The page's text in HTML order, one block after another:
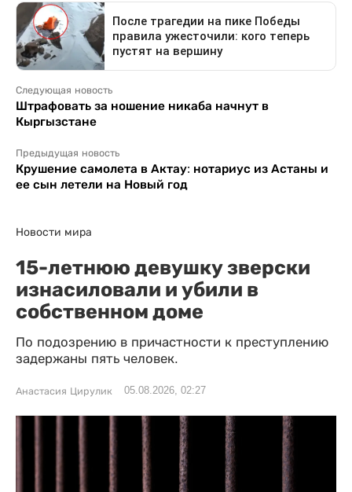
Следующая новость
Штрафовать за ношение никаба начнут в
Кыргызстане
Предыдущая новость
Крушение самолета в Актау: нотариус из Астаны и
ее сын летели на Новый год
Новости мира
15-летнюю девушку зверски
изнасиловали и убили в
собственном доме
По подозрению в причастности к преступлению
задержаны пять человек.
Анастасия Цирулик 05.08.2026, 02:27